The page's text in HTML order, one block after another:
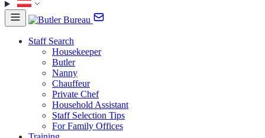
Staff Search
Housekeeper
Butler
Nanny
Chauffeur
Private Chef
Household Assistant
Staff Selection Tips
For Family Offices